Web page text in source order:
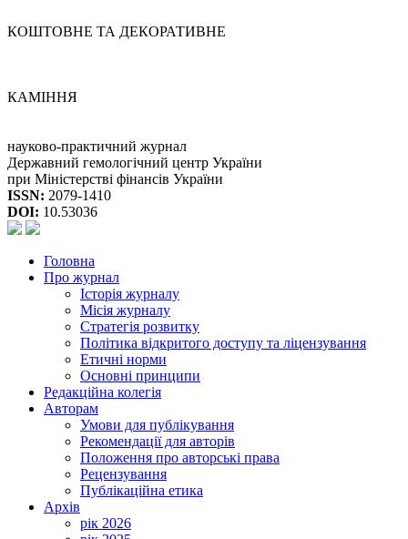
КОШТОВНЕ ТА ДЕКОРАТИВНЕ
КАМІННЯ
науково-практичний журнал
Державний гемологічний центр України
при Міністерстві фінансів України
ISSN: 2079-1410
DOI: 10.53036
Головна
Про журнал
Історія журналу
Місія журналу
Стратегія розвитку
Політика відкритого доступу та ліцензування
Етичні норми
Основні принципи
Редакційна колегія
Авторам
Умови для публікування
Рекомендації для авторів
Положення про авторські права
Рецензування
Публікаційна етика
Архів
рік 2026